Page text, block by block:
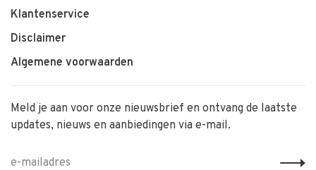
Klantenservice
Disclaimer
Algemene voorwaarden
Meld je aan voor onze nieuwsbrief en ontvang de laatste
updates, nieuws en aanbiedingen via e-mail.